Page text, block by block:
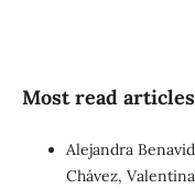
Most read
Alejandra
Chávez,